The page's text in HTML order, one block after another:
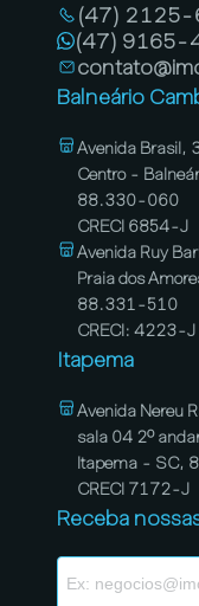
(47) 2125-
(47) 9165-
Balneário
Avenida Brasil,
Centro -
88.330-060
CRECI 6854-J
Avenida Ruy
Praia dos
88.331-510
CRECI: 4223-J
Itapema
Avenida Nereu
sala 04 2º
Itapema - SC,
CRECI 7172-J
Receba